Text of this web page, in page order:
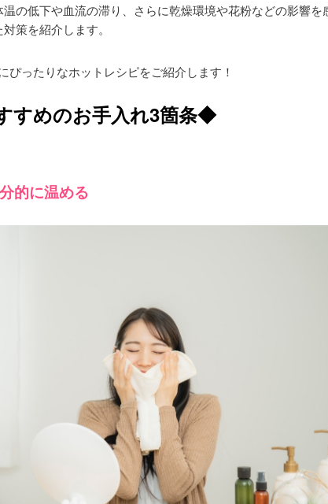
の低下や血流の滞り、さらに乾燥環境や花粉などの影響を
策を紹介します。
ぴったりなホットレシピをご紹介します！
すめのお手入れ3箇条◆
的に温める